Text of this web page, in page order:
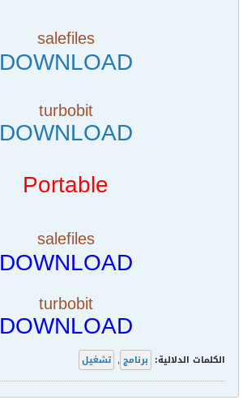
salefiles
DOWNLOAD
turbobit
DOWNLOAD
Portable
salefiles
DOWNLOAD
turbobit
DOWNLOAD
الكلمات الدلالية: برنامج , تشغيل